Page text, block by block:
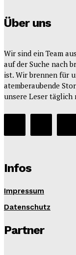
Über uns
Wir sind ein Team
auf der Suche nach
ist. Wir brennen für
atemberaubende
unsere Leser
Infos
Impressum
Datenschutz
Partner